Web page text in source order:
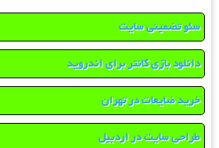
سئو تضمینی سایت
دانلود بازی کانتر برای اندروید
خرید ضایعات در تهران
طراحی سایت در اردبیل